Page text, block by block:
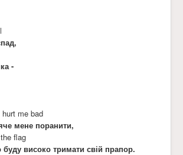
-
me bad
мене поранити,
flag
високо тримати свій прапор.